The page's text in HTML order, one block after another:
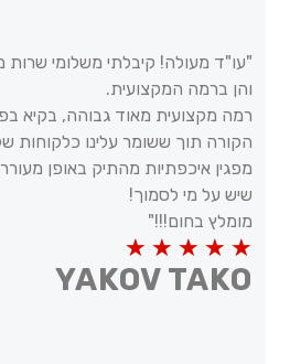
"עו"ד מעולה! קיבלתי משלומי שרות
והן ברמה המקצועית.
רמה מקצועית מאוד גבוהה, בקיא
הקורה תוך ששומר עלינו כלקוחות
מפגין איכפתיות מהתיק באופן
שיש על מי לסמוך!
מומלץ בחום!!!"
★
★
★
★
★
YAKOV TAKO